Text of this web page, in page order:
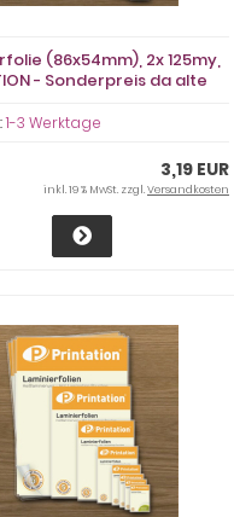
(86x54mm), 2x 125my,
- Sonderpreis da alte
1-3 Werktage
3,19 EUR
inkl. 19 % MwSt. zzgl.Versandkosten